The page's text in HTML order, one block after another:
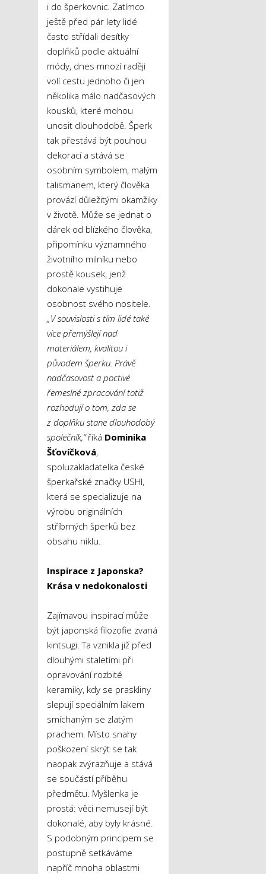
i do šperkovnic. Zatímco
ještě před pár lety lidé
často střídali desítky
doplňků podle aktuální
módy, dnes mnozí raději
volí cestu jednoho či jen
několika málo nadčasových
kousků, které mohou
unosit dlouhodobě. Šperk
tak přestává být pouhou
dekorací a stává se
osobním symbolem, malým
talismanem, který člověka
provází důležitými okamžiky
v životě. Může se jednat o
dárek od blízkého člověka,
připomínku významného
životního milníku nebo
prostě kousek, jenž
dokonale vystihuje
osobnost svého nositele.
„V souvislosti s tím lidé také
více přemýšlejí nad
materiálem, kvalitou i
původem šperku. Právě
nadčasovost a poctivé
řemeslné zpracování totiž
rozhodují o tom, zda se
z doplňku stane dlouhodobý
společník,“říká Dominika
Šťovíčková,
spoluzakladatelka české
šperkařské značky USHI,
která se specializuje na
výrobu originálních
stříbrných šperků bez
obsahu niklu.
Inspirace z Japonska?
Krása v nedokonalosti
Zajímavou inspirací může
být japonská filozofie zvaná
kintsugi. Ta vznikla již před
dlouhými staletími při
opravování rozbité
keramiky, kdy se praskliny
slepují speciálním lakem
smíchaným se zlatým
prachem. Místo snahy
poškození skrýt se tak
naopak zvýrazňuje a stává
se součástí příběhu
předmětu. Myšlenka je
prostá: věci nemusejí být
dokonalé, aby byly krásné.
S podobným principem se
postupně setkáváme
napříč mnoha oblastmi